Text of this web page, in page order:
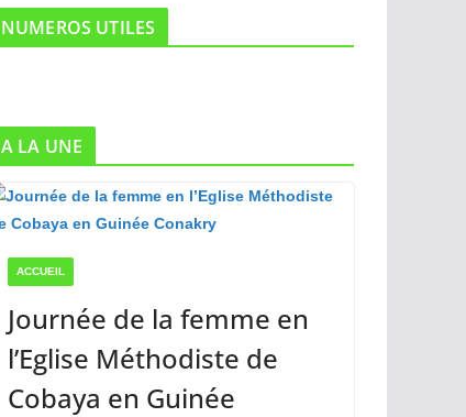
NUMEROS UTILES
A LA UNE
ACCUEIL
Journée de la femme en
l’Eglise Méthodiste de
Cobaya en Guinée